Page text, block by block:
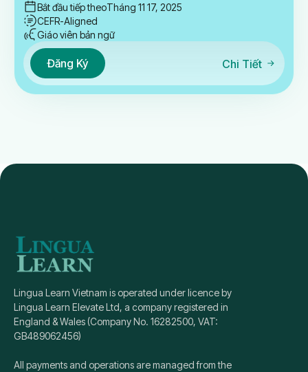
Bắt đầu tiếp theoTháng 11 17, 2025
CEFR-Aligned
Giáo viên bản ngữ
Đăng Ký Chi Tiết
Lingua Learn Vietnam is operated under licence by
Lingua Learn Elevate Ltd, a company registered in
England & Wales (Company No. 16282500, VAT:
GB489062456)
All payments and operations are managed from the